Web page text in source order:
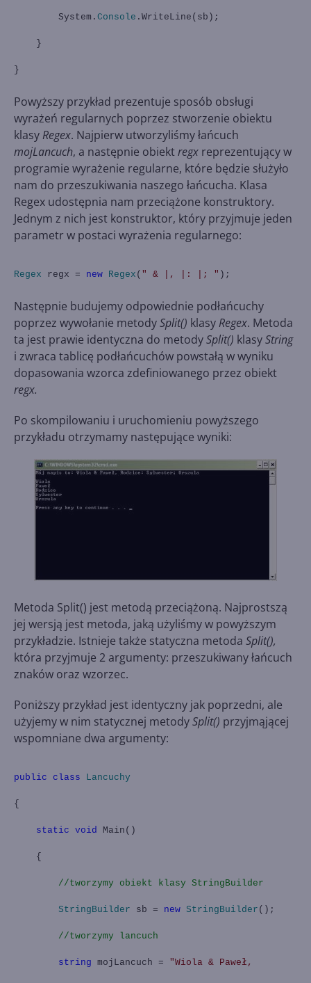
System. Console .WriteLine(sb);
}
}
Powyższy przykład prezentuje sposób obsługi
wyrażeń regularnych poprzez stworzenie obiektu
klasy Regex. Najpierw utworzyliśmy łańcuch
mojLancuch, a następnie obiektregx reprezentujący w
programie wyrażenie regularne, które będzie służyło
nam do przeszukiwania naszego łańcucha. Klasa
Regex udostępnia nam przeciążone konstruktory.
Jednym z nich jest konstruktor, który przyjmuje jeden
parametr w postaci wyrażenia regularnego:
Regex regx = new Regex ( " & |, |: |; " );
Następnie budujemy odpowiednie podłańcuchy
poprzez wywołanie metodySplit() klasy Regex. Metoda
ta jest prawie identyczna do metodySplit() klasyString
i zwraca tablicę podłańcuchów powstałą w wyniku
dopasowania wzorca zdefiniowanego przez obiekt
regx.
Po skompilowaniu i uruchomieniu powyższego
przykładu otrzymamy następujące wyniki:
Metoda Split() jest metodą przeciążoną. Najprostszą
jej wersją jest metoda, jaką użyliśmy w powyższym
przykładzie. Istnieje także statyczna metoda Split(),
która przyjmuje 2 argumenty: przeszukiwany łańcuch
znaków oraz wzorzec.
Poniższy przykład jest identyczny jak poprzedni, ale
użyjemy w nim statycznej metodySplit() przyjmąjącej
wspomniane dwa argumenty:
public class Lancuchy
{
static void Main()
{
//tworzymy obiekt klasy StringBuilder
StringBuilder sb = new StringBuilder ();
//tworzymy lancuch
string mojLancuch = "Wiola & Paweł,